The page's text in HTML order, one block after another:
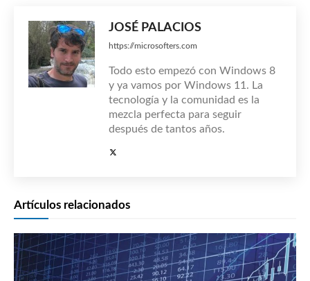
JOSÉ PALACIOS
https://microsofters.com
Todo esto empezó con Windows 8
y ya vamos por Windows 11. La
tecnología y la comunidad es la
mezcla perfecta para seguir
después de tantos años.
Artículos relacionados